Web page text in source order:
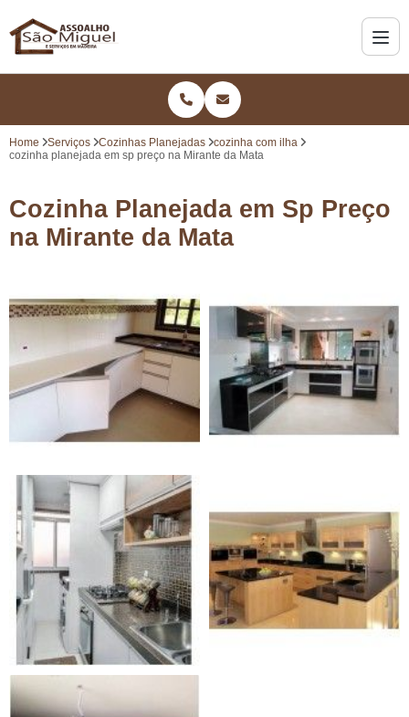
Home Serviços Cozinhas Planejadas
cozinha com ilha
cozinha planejada em sp preço na Mirante da Mata
Cozinha Planejada em Sp Preço
na Mirante da Mata